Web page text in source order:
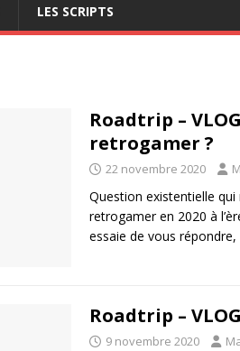
LES SCRIPTS
Roadtrip –
retrogamer ?
22 novembre 2020
Question existentielle
retrogamer en 2020 à
essaie de vous répondre,
Roadtrip –
9 novembre 2020